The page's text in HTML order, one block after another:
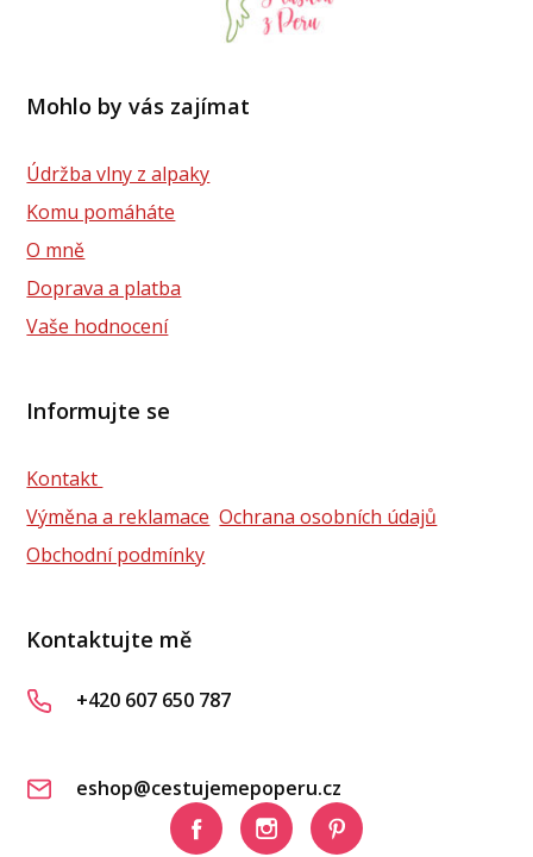
Mohlo by vás zajímat
Údržba vlny z alpaky
Komu pomáháte
O mně
Doprava a platba
Vaše hodnocení
Informujte se
Kontakt
Výměna a reklamace Ochrana osobních údajů
Obchodní podmínky
Kontaktujte mě
+420 607 650 787
eshop@cestujemepoperu.cz